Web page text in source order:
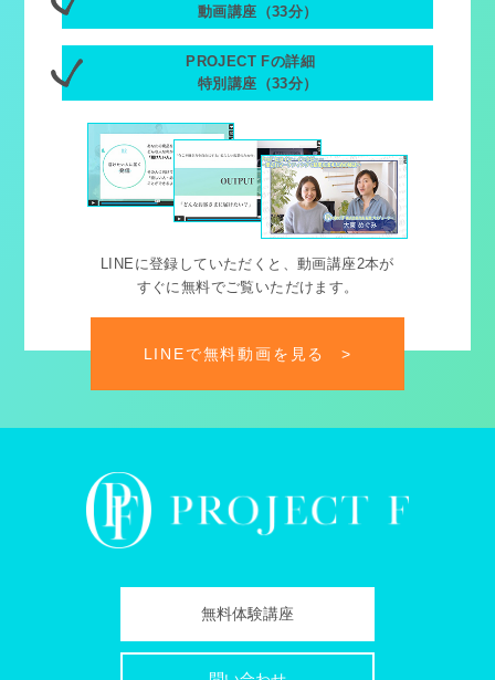
動画講座（33分）
PROJECT Fの詳細
特別講座（33分）
LINEに登録していただくと、動画講座2本が
すぐに無料でご覧いただけます。
LINEで無料動画を見る >
無料体験講座